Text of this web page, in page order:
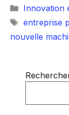
Catégories
Innovation
Étiquettes
entreprise
nouvelle